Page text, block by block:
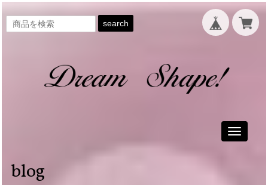
search
Toggle
blog